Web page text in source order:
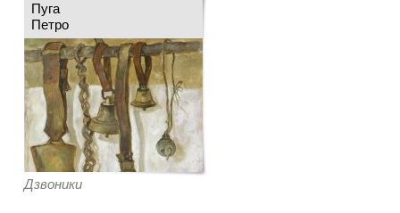
Пуга
Петро
Дзвоники